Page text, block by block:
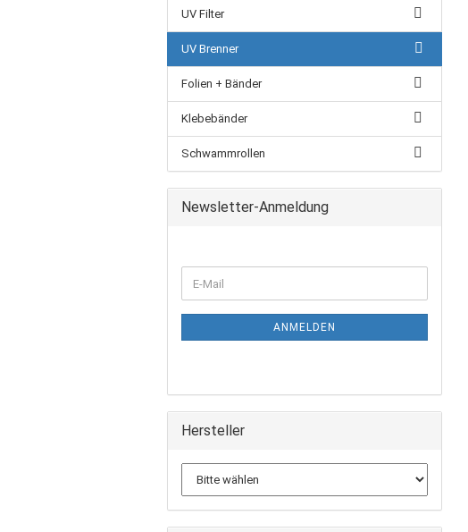
UV Filter
UV Brenner
Folien + Bänder
Klebebänder
Schwammrollen
Newsletter-Anmeldung
ANMELDEN
Hersteller